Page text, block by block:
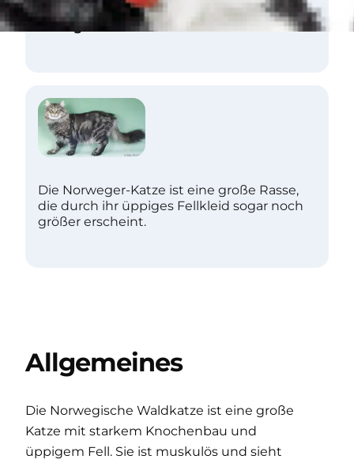
Häufigkeit
Die Norweger-Katze ist eine große Rasse,
die durch ihr üppiges Fellkleid sogar noch
größer erscheint.
Allgemeines
Die Norwegische Waldkatze ist eine große
Katze mit starkem Knochenbau und
üppigem Fell. Sie ist muskulös und sieht